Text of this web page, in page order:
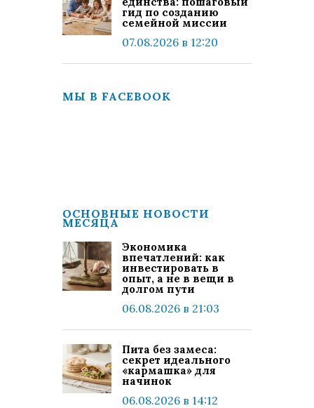
гид по созданию
семейной миссии
07.08.2026 в 12:20
МЫ В FACEBOOK
ОСНОВНЫЕ НОВОСТИ
МЕСЯЦА
Экономика
впечатлений: как
инвестировать в
опыт, а не в вещи в
долгом пути
06.08.2026 в 21:03
Пита без замеса:
секрет идеального
«кармашка» для
начинок
06.08.2026 в 14:12